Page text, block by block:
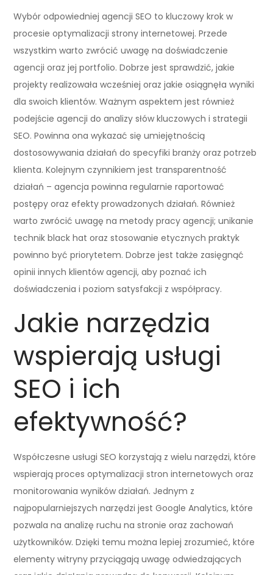
Wybór odpowiedniej agencji SEO to kluczowy krok w
procesie optymalizacji strony internetowej. Przede
wszystkim warto zwrócić uwagę na doświadczenie
agencji oraz jej portfolio. Dobrze jest sprawdzić, jakie
projekty realizowała wcześniej oraz jakie osiągnęła wyniki
dla swoich klientów. Ważnym aspektem jest również
podejście agencji do analizy słów kluczowych i strategii
SEO. Powinna ona wykazać się umiejętnością
dostosowywania działań do specyfiki branży oraz potrzeb
klienta. Kolejnym czynnikiem jest transparentność
działań – agencja powinna regularnie raportować
postępy oraz efekty prowadzonych działań. Również
warto zwrócić uwagę na metody pracy agencji; unikanie
technik black hat oraz stosowanie etycznych praktyk
powinno być priorytetem. Dobrze jest także zasięgnąć
opinii innych klientów agencji, aby poznać ich
doświadczenia i poziom satysfakcji z współpracy.
Jakie narzędzia
wspierają usługi
SEO i ich
efektywność?
Współczesne usługi SEO korzystają z wielu narzędzi, które
wspierają proces optymalizacji stron internetowych oraz
monitorowania wyników działań. Jednym z
najpopularniejszych narzędzi jest Google Analytics, które
pozwala na analizę ruchu na stronie oraz zachowań
użytkowników. Dzięki temu można lepiej zrozumieć, które
elementy witryny przyciągają uwagę odwiedzających